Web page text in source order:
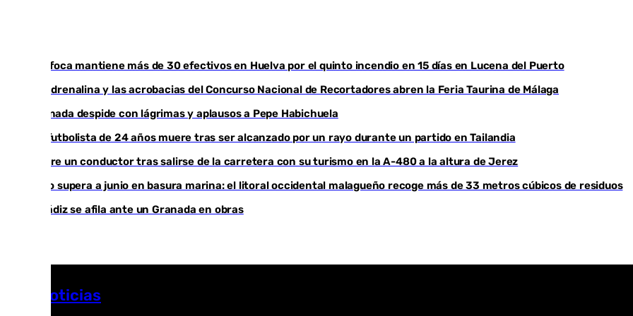
El Infoca mantiene más de 30 efectivos en Huelva por el quinto incendio en 15 días en Lucena del Puerto
La adrenalina y las acrobacias del Concurso Nacional de Recortadores abren la Feria Taurina de Málaga
Granada despide con lágrimas y aplausos a Pepe Habichuela
Un futbolista de 24 años muere tras ser alcanzado por un rayo durante un partido en Tailandia
Muere un conductor tras salirse de la carretera con su turismo en la A-480 a la altura de Jerez
Julio supera a junio en basura marina: el litoral occidental malagueño recoge más de 33 metros cúbicos de residuos
El Cádiz se afila ante un Granada en obras
Más noticias